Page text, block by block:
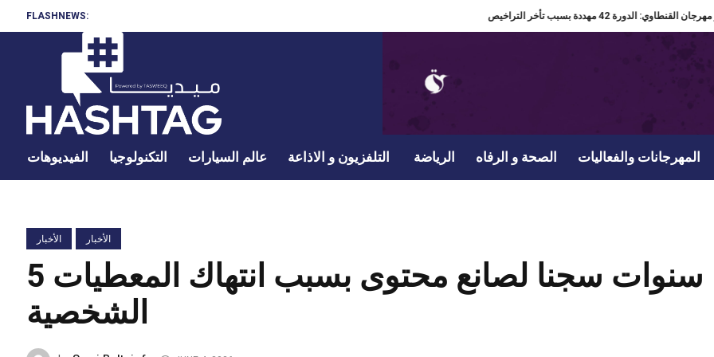
FLASHNEWS: مدير مهرجان القنطاوي: الدورة 42 مهددة بسبب تأخر التراخيص
الفيديوهات التكنولوجيا عالم السيارات التلفزيون و الاذاعة الرياضة الصحة و الرفاه المهرجانات والفعاليات
الأخبار الأخبار
5 سنوات سجنا لصانع محتوى بسبب انتهاك المعطيات
الشخصية